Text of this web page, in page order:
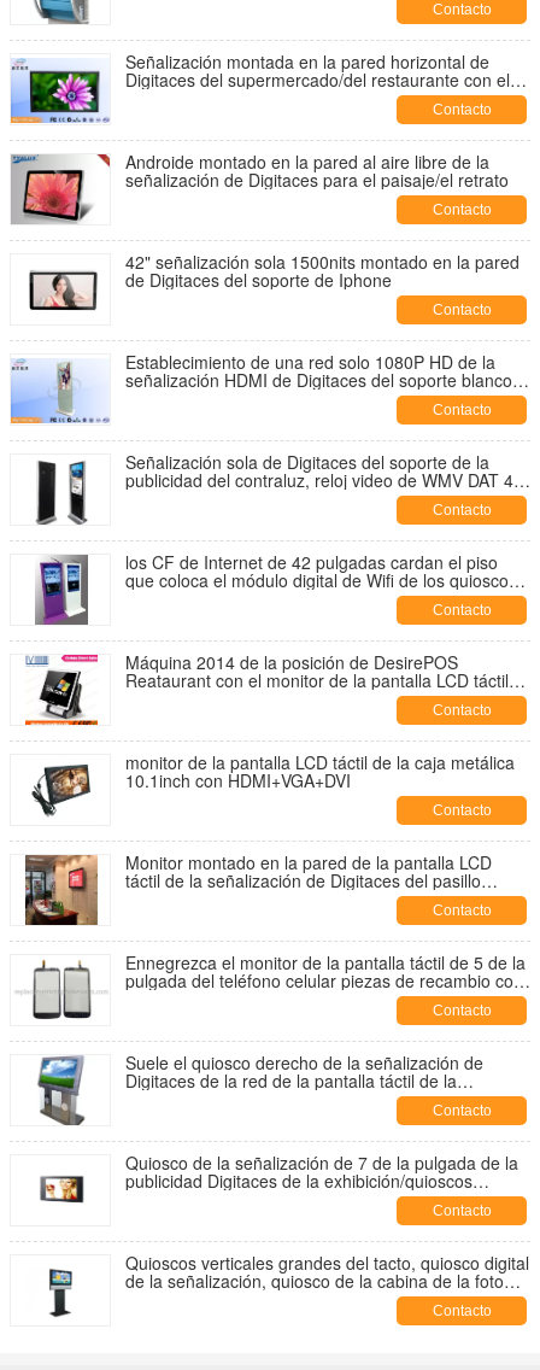
Contacto
Señalización montada en la pared horizontal de
Digitaces del supermercado/del restaurante con el
Contacto
Androide montado en la pared al aire libre de la
señalización de Digitaces para el paisaje/el retrato
Contacto
42" señalización sola 1500nits montado en la pared
de Digitaces del soporte de Iphone
Contacto
Establecimiento de una red solo 1080P HD de la
señalización HDMI de Digitaces del soporte blanco
Contacto
Señalización sola de Digitaces del soporte de la
publicidad del contraluz, reloj video de WMV DAT 46
Contacto
los CF de Internet de 42 pulgadas cardan el piso
que coloca el módulo digital de Wifi de los quioscos
Contacto
Máquina 2014 de la posición de DesirePOS
Reataurant con el monitor de la pantalla LCD táctil
Contacto
monitor de la pantalla LCD táctil de la caja metálica
10.1inch con HDMI+VGA+DVI
Contacto
Monitor montado en la pared de la pantalla LCD
táctil de la señalización de Digitaces del pasillo
Contacto
Ennegrezca el monitor de la pantalla táctil de 5 de la
pulgada del teléfono celular piezas de recambio con
Contacto
Suele el quiosco derecho de la señalización de
Digitaces de la red de la pantalla táctil de la
publicidad con W2000, XP, systom de VistaContacto
Quiosco de la señalización de 7 de la pulgada de la
publicidad Digitaces de la exhibición/quioscos
interiores multifuncionales JBW64020 Contacto
Quioscos verticales grandes del tacto, quiosco digital
de la señalización, quiosco de la cabina de la foto
Contacto